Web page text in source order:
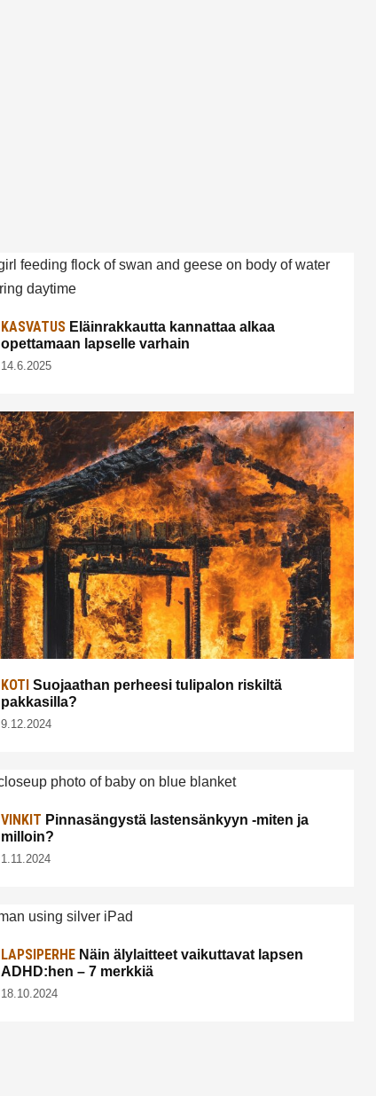
KASVATUS Eläinrakkautta kannattaa alkaa
opettamaan lapselle varhain
14.6.2025
KOTI Suojaathan perheesi tulipalon riskiltä
pakkasilla?
9.12.2024
VINKIT Pinnasängystä lastensänkyyn -miten ja
milloin?
1.11.2024
LAPSIPERHE Näin älylaitteet vaikuttavat lapsen
ADHD:hen – 7 merkkiä
18.10.2024